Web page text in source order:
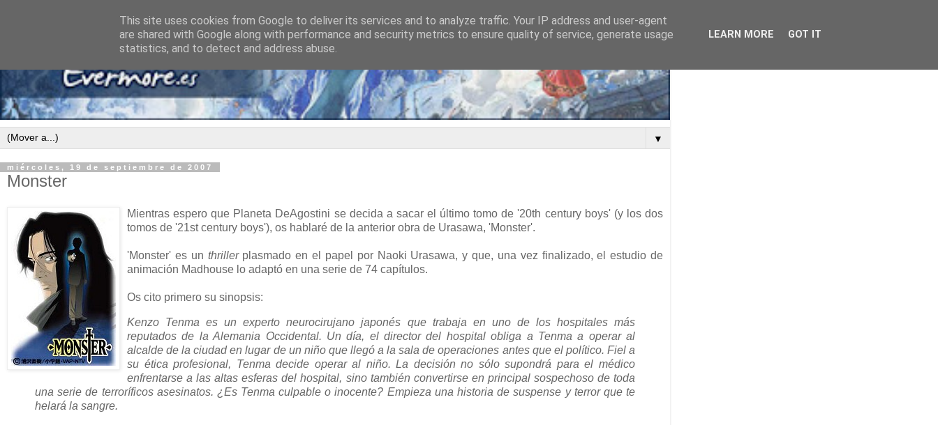
▼
miércoles, 19 de septiembre de 2007
Monster
Mientras espero que Planeta DeAgostini se decida a sacar el último tomo de '20th century boys' (y los dos
tomos de '21st century boys'), os hablaré de la anterior obra de Urasawa, 'Monster'.
'Monster' es un thrillerplasmado en el papel por Naoki Urasawa, y que, una vez finalizado, el estudio de
animación Madhouse lo adaptó en una serie de 74 capítulos.
Os cito primero su sinopsis:
Kenzo Tenma es un experto neurocirujano japonés que trabaja en uno de los hospitales más
reputados de la Alemania Occidental. Un día, el director del hospital obliga a Tenma a operar al
alcalde de la ciudad en lugar de un niño que llegó a la sala de operaciones antes que el político. Fiel a
su ética profesional, Tenma decide operar al niño. La decisión no sólo supondrá para el médico
enfrentarse a las altas esferas del hospital, sino también convertirse en principal sospechoso de toda
una serie de terroríficos asesinatos. ¿Es Tenma culpable o inocente? Empieza una historia de suspense y terror que te
helará la sangre.
This site uses cookies from Google to deliver its services and to analyze traffic. Your IP address and user-agent
are shared with Google along with performance and security metrics to ensure quality of service, generate usage
statistics, and to detect and address abuse.
LEARN MORE GOT IT